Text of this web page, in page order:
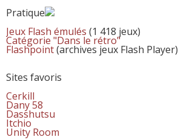
Pratique
Jeux Flash émulés (1 418 jeux)
Catégorie "Dans le rétro"
Flashpoint(archives jeux Flash Player)
Sites favoris
Cerkill
Dany 58
Dasshutsu
Itchio
Unity Room